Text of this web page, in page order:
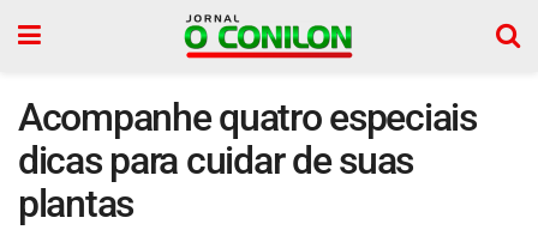
Acompanhe quatro especiais
dicas para cuidar de suas
plantas